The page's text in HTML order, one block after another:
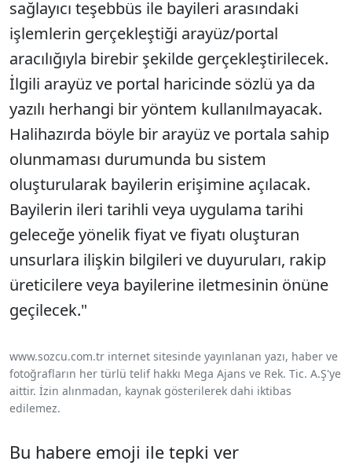
sağlayıcı teşebbüs ile bayileri arasındaki
işlemlerin gerçekleştiği arayüz/portal
aracılığıyla birebir şekilde gerçekleştirilecek.
İlgili arayüz ve portal haricinde sözlü ya da
yazılı herhangi bir yöntem kullanılmayacak.
Halihazırda böyle bir arayüz ve portala sahip
olunmaması durumunda bu sistem
oluşturularak bayilerin erişimine açılacak.
Bayilerin ileri tarihli veya uygulama tarihi
geleceğe yönelik fiyat ve fiyatı oluşturan
unsurlara ilişkin bilgileri ve duyuruları, rakip
üreticilere veya bayilerine iletmesinin önüne
geçilecek."
www.sozcu.com.tr internet sitesinde yayınlanan yazı, haber ve
fotoğrafların her türlü telif hakkı Mega Ajans ve Rek. Tic. A.Ş'ye
aittir. İzin alınmadan, kaynak gösterilerek dahi iktibas
edilemez.
Bu habere emoji ile tepki ver